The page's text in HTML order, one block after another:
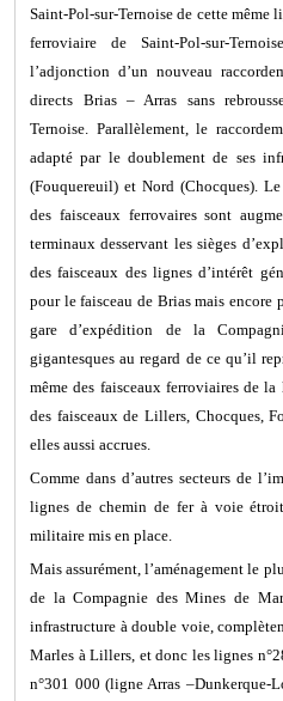
Saint-Pol-sur-Ternoise de cette même
ferroviaire de Saint-Pol-sur-
l’adjonction d’un nouveau
directs Brias – Arras sans
Ternoise. Parallèlement, le
adapté par le doublement de ses
(Fouquereuil) et Nord (Chocques).
des faisceaux ferrovaires sont
terminaux desservant les sièges
des faisceaux des lignes d’intérêt
pour le faisceau de Brias mais encore
gare d’expédition de la
gigantesques au regard de ce qu’il
même des faisceaux ferroviaires de
des faisceaux de Lillers, Chocques,
elles aussi accrues.
Comme dans d’autres secteurs de
lignes de chemin de fer à voie
militaire mis en place.
Mais assurément, l’aménagement le
de la Compagnie des Mines de
infrastructure à double voie,
Marles à Lillers, et donc les lignes
n°301 000 (ligne Arras –Dunkerque-